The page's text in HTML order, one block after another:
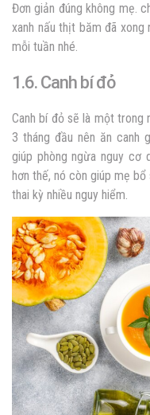
Đơn giản đúng không mẹ.
xanh nấu thịt băm đã
mỗi tuần nhé.
1.6. Canh bí đỏ
Canh bí đỏ sẽ là một trong
3 tháng đầu nên ăn canh
giúp phòng ngừa nguy cơ
hơn thế, nó còn giúp mẹ
thai kỳ nhiều nguy hiểm.